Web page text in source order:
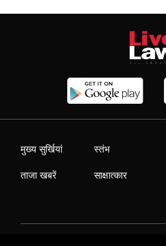
मुख्य सुर्खियां
ताजा खबरें
स्तंभ
साक्षात्कार